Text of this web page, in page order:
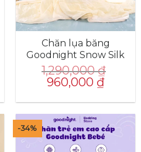
Chăn lụa băng
Goodnight Snow Silk
1,290,000₫
Giá
gốc
1,290,000 ₫.
960,000 ₫Giá
là:
-34%